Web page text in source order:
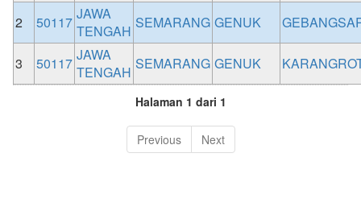
2 50117 JAWA
TENGAH SEMARANG GENUK
3 50117 JAWA
TENGAH SEMARANG GENUK
Halaman 1 dari 1
Previous Next